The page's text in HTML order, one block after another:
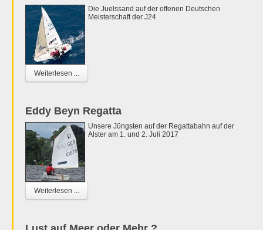
Die Juelssand auf der offenen Deutschen
Meisterschaft der J24
Weiterlesen ...
Eddy Beyn Regatta
Unsere Jüngsten auf der Regattabahn auf der
Alster am 1. und 2. Juli 2017
Weiterlesen ...